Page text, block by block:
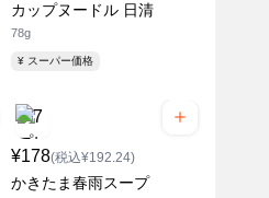
カップヌードル 日清
78g
¥ スーパー価格
¥178(税込¥192.24)
かきたま春雨スープ